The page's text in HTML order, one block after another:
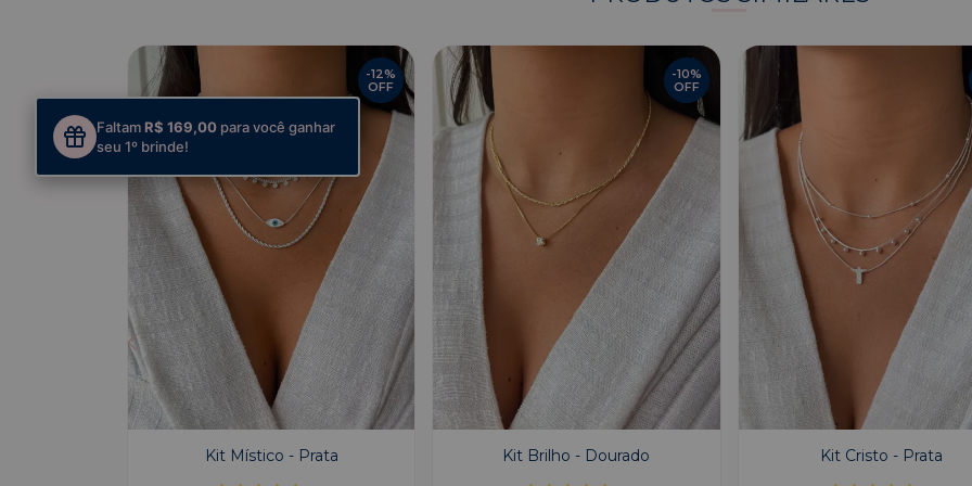
Kit Místico - Prata
-12%
OFF
Kit Brilho - Dourado
-10%
OFF
Kit Cristo - Prata
FaltamR$ 169,00 para você ganhar
seu 1º brinde!